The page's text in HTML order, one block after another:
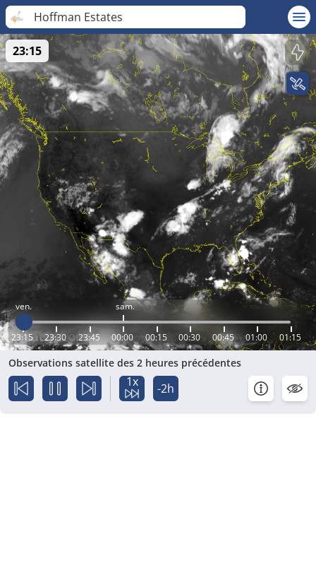
Hoffman Estates
ven. sam.
23:15 23:30 23:45 00:00 00:15 00:30 00:45 01:00 01:15
23:15
Observations satellite des 2 heures précédentes
1x -2h